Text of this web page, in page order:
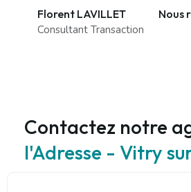
Florent LAVILLET
Consultant Transaction
Nous
Contactez notre
l'Adresse - Vitry